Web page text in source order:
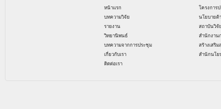
หน้าแรก
บทความวิจัย
รายงาน
วิทยานิพนธ์
บทความจากการประชุม
เกี่ยวกับเรา
ติดต่อเรา
โครงการ
นโยบายด้
สถาบันวิจั
สำนักงาน
สร้างเสริ
สำนักนโย